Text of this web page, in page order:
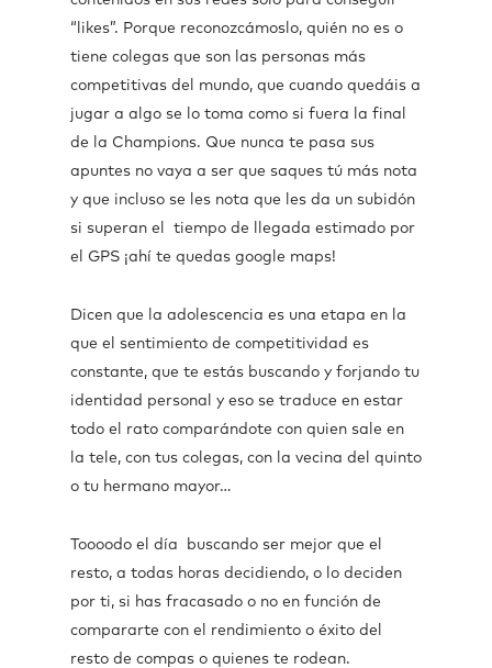
“likes”. Porque reconozcámoslo, quién no es o
tiene colegas que son las personas más
competitivas del mundo, que cuando quedáis a
jugar a algo se lo toma como si fuera la final
de la Champions. Que nunca te pasa sus
apuntes no vaya a ser que saques tú más nota
y que incluso se les nota que les da un subidón
si superan el tiempo de llegada estimado por
el GPS ¡ahí te quedas google maps!
Dicen que la adolescencia es una etapa en la
que el sentimiento de competitividad es
constante, que te estás buscando y forjando tu
identidad personal y eso se traduce en estar
todo el rato comparándote con quien sale en
la tele, con tus colegas, con la vecina del quinto
o tu hermano mayor…
Toooodo el día buscando ser mejor que el
resto, a todas horas decidiendo, o lo deciden
por ti, si has fracasado o no en función de
compararte con el rendimiento o éxito del
resto de compas o quienes te rodean.